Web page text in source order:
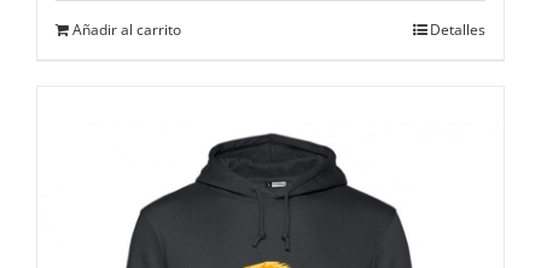
Añadir al carrito Detalles